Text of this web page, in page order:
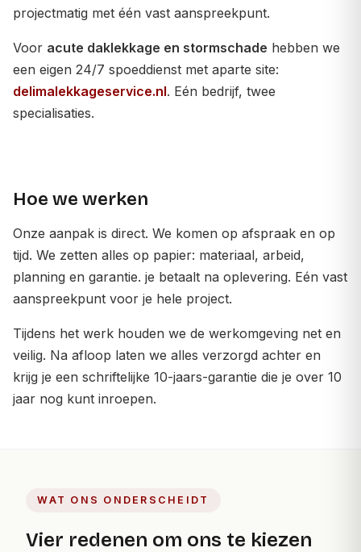
projectmatig met één vast aanspreekpunt.
Voor acute daklekkage en stormschade hebben we
een eigen 24/7 spoeddienst met aparte site:
delimalekkageservice.nl. Eén bedrijf, twee
specialisaties.
Hoe we werken
Onze aanpak is direct. We komen op afspraak en op
tijd. We zetten alles op papier: materiaal, arbeid,
planning en garantie. je betaalt na oplevering. Eén vast
aanspreekpunt voor je hele project.
Tijdens het werk houden we de werkomgeving net en
veilig. Na afloop laten we alles verzorgd achter en
krijg je een schriftelijke 10-jaars-garantie die je over 10
jaar nog kunt inroepen.
WAT ONS ONDERSCHEIDT
Vier redenen om ons te kiezen